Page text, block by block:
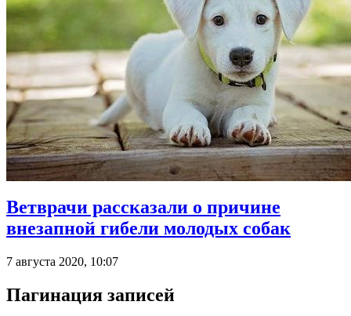
Ветврачи рассказали о причине
внезапной гибели молодых собак
7 августа 2020, 10:07
Пагинация записей